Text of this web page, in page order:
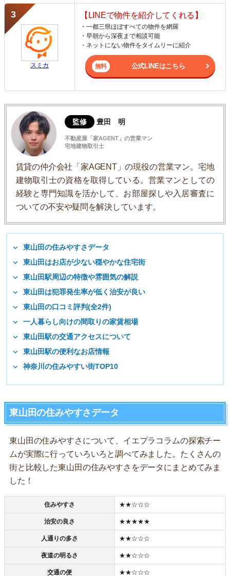
スミカ
【LINEで物件を紹介してくれる】
・一都三県ほぼすべての物件を網羅
・早朝から深夜まで相談可能
・ネットにない物件をタイムリーに紹介
公式LINEはこちら
監修 豊田 明
不動産屋「家AGENT」の営業マン
宅地建物取引士
賃貸の仲介会社「家AGENT」の現役の営業マン。宅地
建物取引士の資格を取得している。営業マンとしての
経験と専門知識を活かして、お部屋探しや入居審査に
ついての不安や疑問を解決しています。
東山田の住みやすさデータ
東山田はお店が少ない穏やかな住宅街
東山田駅周辺の特徴や雰囲気の解説
東山田は犯罪発生率が低く治安が良い
東山田の口コミ評判(全2件)
一人暮らし向けの間取りの家賃相場
東山田駅の交通アクセスについて
東山田駅の便利なお店情報
神奈川の住みやすい街TOP10
東山田の住みやすさデータ
東山田の住みやすさについて、イエプラコラムの探索チー
ムが実際に行っていろいろと調べてみました。たくさんの
街と比較した東山田の住みやすさをデータにまとめてみま
した！
住みやすさ ★★☆☆☆
治安の良さ ★★★★★
人通りの多さ ★★☆☆☆
夜道の明るさ ★★☆☆☆
交通の便 ★★☆☆☆